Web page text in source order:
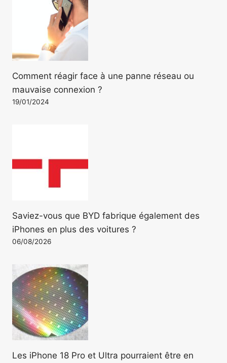
Comment réagir face à une panne réseau ou
mauvaise connexion ?
19/01/2024
Saviez-vous que BYD fabrique également des
iPhones en plus des voitures ?
06/08/2026
Les iPhone 18 Pro et Ultra pourraient être en